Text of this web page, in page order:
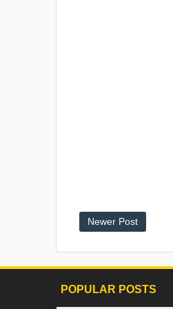
Newer Post
POPULAR POSTS